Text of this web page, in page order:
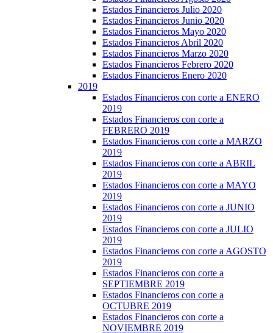
Estados Financieros Julio 2020
Estados Financieros Junio 2020
Estados Financieros Mayo 2020
Estados Financieros Abril 2020
Estados Financieros Marzo 2020
Estados Financieros Febrero 2020
Estados Financieros Enero 2020
2019
Estados Financieros con corte a ENERO
2019
Estados Financieros con corte a
FEBRERO 2019
Estados Financieros con corte a MARZO
2019
Estados Financieros con corte a ABRIL
2019
Estados Financieros con corte a MAYO
2019
Estados Financieros con corte a JUNIO
2019
Estados Financieros con corte a JULIO
2019
Estados Financieros con corte a AGOSTO
2019
Estados Financieros con corte a
SEPTIEMBRE 2019
Estados Financieros con corte a
OCTUBRE 2019
Estados Financieros con corte a
NOVIEMBRE 2019